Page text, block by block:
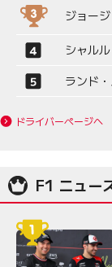
ジョー
シャル
ランド
ドライバーページへ
F1 ニュー